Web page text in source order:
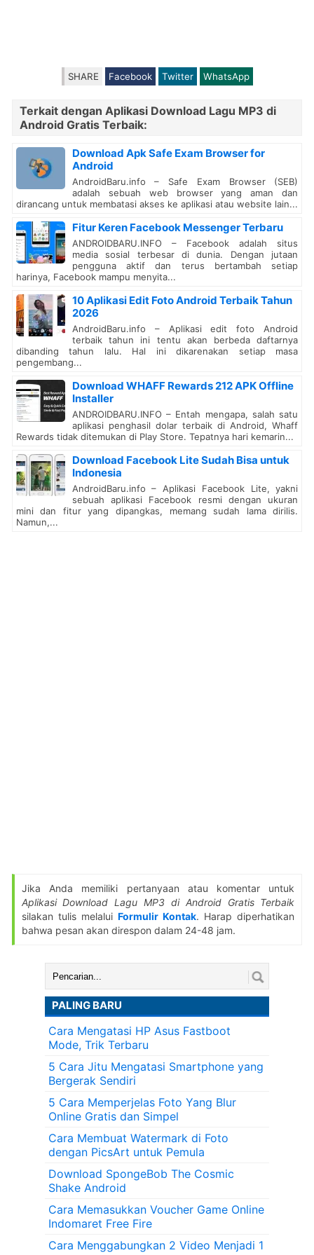
SHARE Facebook Twitter WhatsApp
Terkait dengan Aplikasi Download Lagu MP3 di
Android Gratis Terbaik:
Download Apk Safe Exam Browser for
Android
AndroidBaru.info – Safe Exam Browser (SEB)
adalah sebuah web browser yang aman dan
dirancang untuk membatasi akses ke aplikasi atau website lain...
Fitur Keren Facebook Messenger Terbaru
ANDROIDBARU.INFO – Facebook adalah situs
media sosial terbesar di dunia. Dengan jutaan
pengguna aktif dan terus bertambah setiap
harinya, Facebook mampu menyita...
10 Aplikasi Edit Foto Android Terbaik Tahun
2026
AndroidBaru.info – Aplikasi edit foto Android
terbaik tahun ini tentu akan berbeda daftarnya
dibanding tahun lalu. Hal ini dikarenakan setiap masa
pengembang...
Download WHAFF Rewards 212 APK Offline
Installer
ANDROIDBARU.INFO – Entah mengapa, salah satu
aplikasi penghasil dolar terbaik di Android, Whaff
Rewards tidak ditemukan di Play Store. Tepatnya hari kemarin...
Download Facebook Lite Sudah Bisa untuk
Indonesia
AndroidBaru.info – Aplikasi Facebook Lite, yakni
sebuah aplikasi Facebook resmi dengan ukuran
mini dan fitur yang dipangkas, memang sudah lama dirilis.
Namun,...
Jika Anda memiliki pertanyaan atau komentar untuk
Aplikasi Download Lagu MP3 di Android Gratis Terbaik
silakan tulis melalui Formulir Kontak. Harap diperhatikan
bahwa pesan akan direspon dalam 24-48 jam.
Cari:
PALING BARU
Cara Mengatasi HP Asus Fastboot
Mode, Trik Terbaru
5 Cara Jitu Mengatasi Smartphone yang
Bergerak Sendiri
5 Cara Memperjelas Foto Yang Blur
Online Gratis dan Simpel
Cara Membuat Watermark di Foto
dengan PicsArt untuk Pemula
Download SpongeBob The Cosmic
Shake Android
Cara Memasukkan Voucher Game Online
Indomaret Free Fire
Cara Menggabungkan 2 Video Menjadi 1